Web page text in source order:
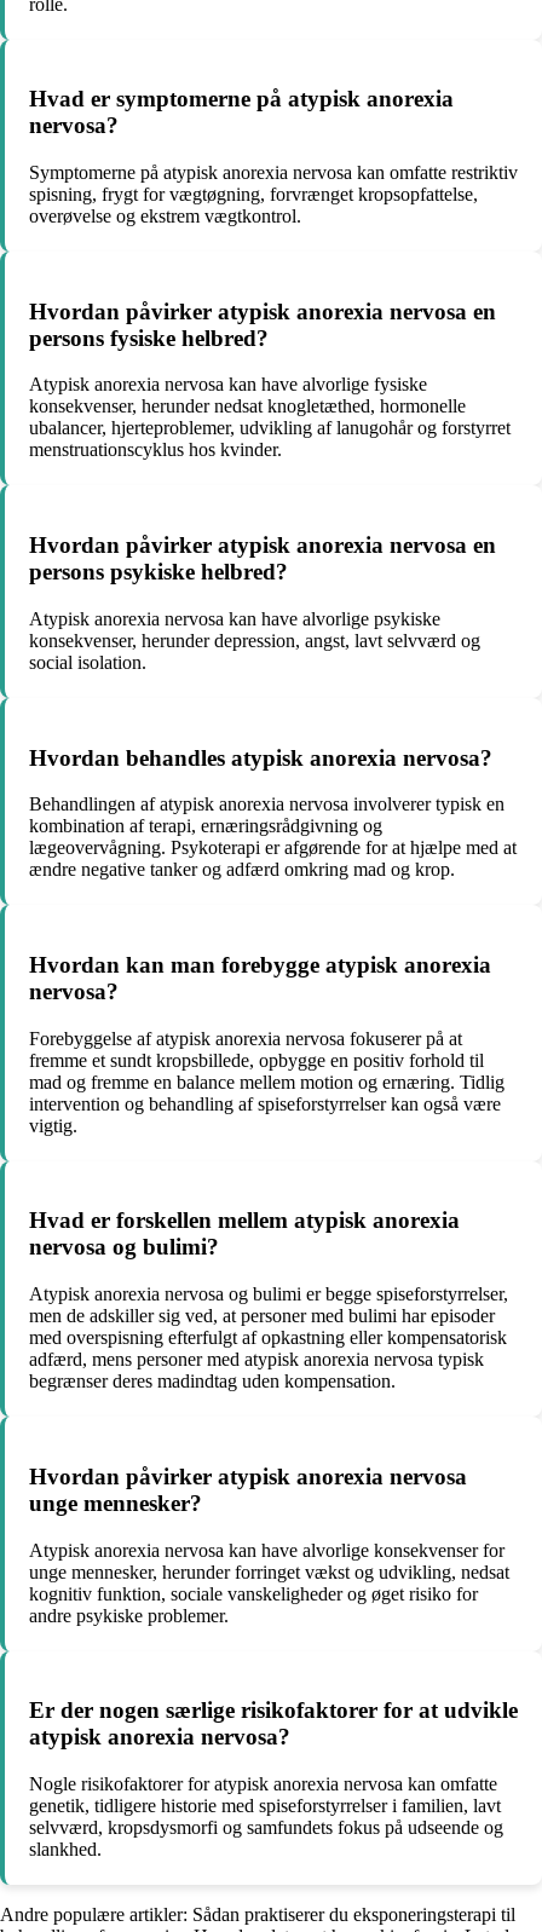
Hvad er symptomerne på atypisk anorexia
nervosa?
Symptomerne på atypisk anorexia nervosa kan omfatte restriktiv
spisning, frygt for vægtøgning, forvrænget kropsopfattelse,
overøvelse og ekstrem vægtkontrol.
Hvordan påvirker atypisk anorexia nervosa en
persons fysiske helbred?
Atypisk anorexia nervosa kan have alvorlige fysiske
konsekvenser, herunder nedsat knogletæthed, hormonelle
ubalancer, hjerteproblemer, udvikling af lanugohår og forstyrret
menstruationscyklus hos kvinder.
Hvordan påvirker atypisk anorexia nervosa en
persons psykiske helbred?
Atypisk anorexia nervosa kan have alvorlige psykiske
konsekvenser, herunder depression, angst, lavt selvværd og
social isolation.
Hvordan behandles atypisk anorexia nervosa?
Behandlingen af atypisk anorexia nervosa involverer typisk en
kombination af terapi, ernæringsrådgivning og
lægeovervågning. Psykoterapi er afgørende for at hjælpe med at
ændre negative tanker og adfærd omkring mad og krop.
Hvordan kan man forebygge atypisk anorexia
nervosa?
Forebyggelse af atypisk anorexia nervosa fokuserer på at
fremme et sundt kropsbillede, opbygge en positiv forhold til
mad og fremme en balance mellem motion og ernæring. Tidlig
intervention og behandling af spiseforstyrrelser kan også være
vigtig.
Hvad er forskellen mellem atypisk anorexia
nervosa og bulimi?
Atypisk anorexia nervosa og bulimi er begge spiseforstyrrelser,
men de adskiller sig ved, at personer med bulimi har episoder
med overspisning efterfulgt af opkastning eller kompensatorisk
adfærd, mens personer med atypisk anorexia nervosa typisk
begrænser deres madindtag uden kompensation.
Hvordan påvirker atypisk anorexia nervosa
unge mennesker?
Atypisk anorexia nervosa kan have alvorlige konsekvenser for
unge mennesker, herunder forringet vækst og udvikling, nedsat
kognitiv funktion, sociale vanskeligheder og øget risiko for
andre psykiske problemer.
Er der nogen særlige risikofaktorer for at udvikle
atypisk anorexia nervosa?
Nogle risikofaktorer for atypisk anorexia nervosa kan omfatte
genetik, tidligere historie med spiseforstyrrelser i familien, lavt
selvværd, kropsdysmorfi og samfundets fokus på udseende og
slankhed.
Andre populære artikler: Sådan praktiserer du eksponeringsterapi til